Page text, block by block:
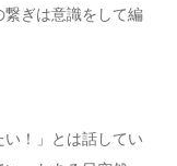
ぎは意識をして編
！」とは話してい